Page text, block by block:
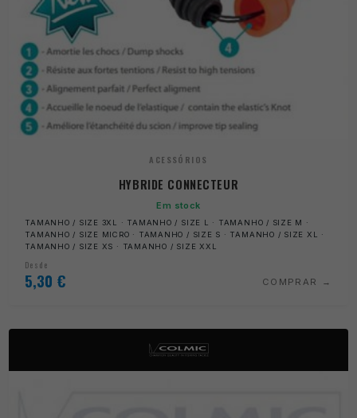
ACESSÓRIOS
HYBRIDE CONNECTEUR
Em stock
TAMANHO / SIZE 3XL · TAMANHO / SIZE L · TAMANHO / SIZE M ·
TAMANHO / SIZE MICRO · TAMANHO / SIZE S · TAMANHO / SIZE XL ·
TAMANHO / SIZE XS · TAMANHO / SIZE XXL
Desde
5,30 € COMPRAR